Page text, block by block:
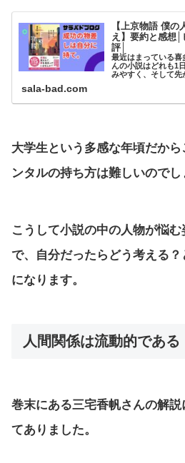
【上京物語 僕
え】要約と感想
評│
最近はまっている喜
んの小説はどれも1
みやすく、そして先
くなってしまう本
sala-bad.com
大学生という多感な年頃だか
ンタルの持ち方は難しいのでし
こうして小説の中の人物が悩
で、自分だったらどう考える
になります。
人間関係は流動的である
巻末にある三宅香帆さんの解
てありました。